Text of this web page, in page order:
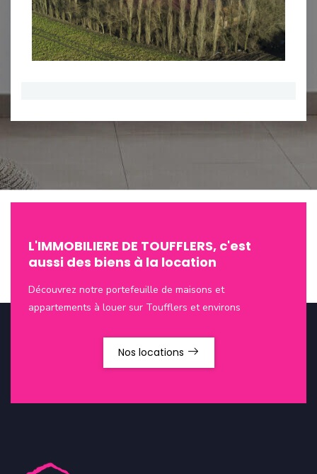
L'IMMOBILIERE DE TOUFFLERS, c'est
aussi des biens à la location
Découvrez notre portefeuille de maisons et
appartements à louer sur Toufflers et environs
Nos locations